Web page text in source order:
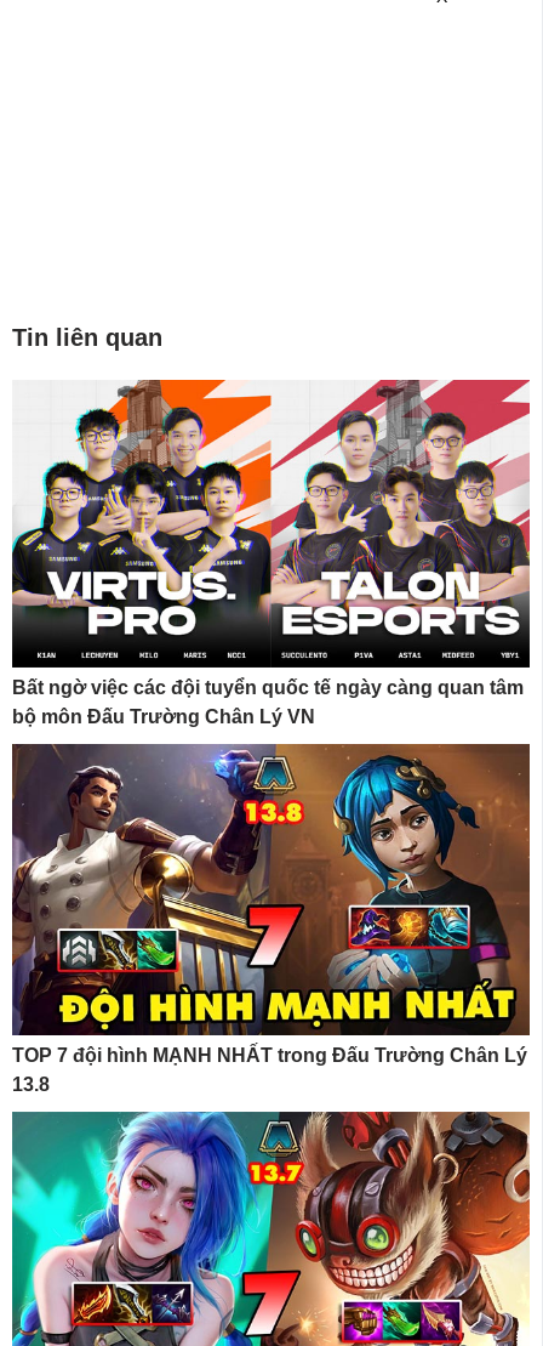
Tin liên quan
Bất ngờ việc các đội tuyển quốc tế ngày càng quan tâm
bộ môn Đấu Trường Chân Lý VN
TOP 7 đội hình MẠNH NHẤT trong Đấu Trường Chân Lý
13.8